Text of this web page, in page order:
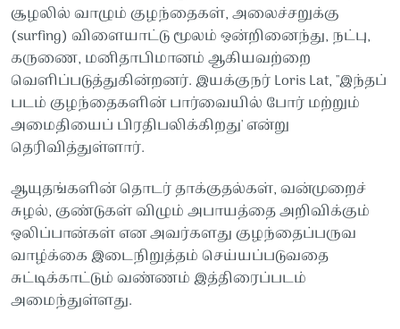
சூழலில் வாழும் குழந்தைகள், அலைச்சறுக்கு
(surfing) விளையாட்டு மூலம் ஒன்றினைந்து, நட்பு,
கருணை, மனிதாபிமானம் ஆகியவற்றை
வெளிப்படுத்துகின்றனர். இயக்குநர் Loris Lat, "இந்தப்
படம் குழந்தைகளின் பார்வையில் போர் மற்றும்
அமைதியைப் பிரதிபலிக்கிறது' என்று
தெரிவித்துள்ளார்.
ஆயுதங்களின் தொடர் தாக்குதல்கள், வன்முறைச்
சுழல், குண்டுகள் விழும் அபாயத்தை அறிவிக்கும்
ஒலிப்பான்கள் என அவர்களது குழந்தைப்பருவ
வாழ்க்கை இடைநிறுத்தம் செய்யப்படுவதை
சுட்டிக்காட்டும் வண்ணம் இத்திரைப்படம்
அமைந்துள்ளது.